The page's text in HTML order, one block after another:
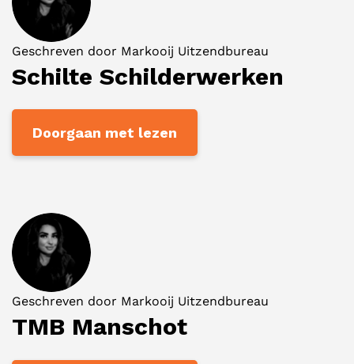
Geschreven door Markooij Uitzendbureau
Schilte Schilderwerken
Doorgaan met lezen
Geschreven door Markooij Uitzendbureau
TMB Manschot